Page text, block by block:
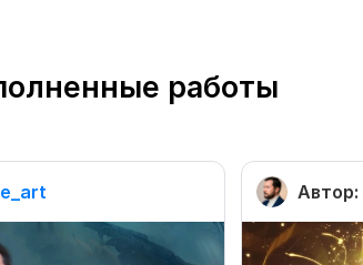
работы
Автор: